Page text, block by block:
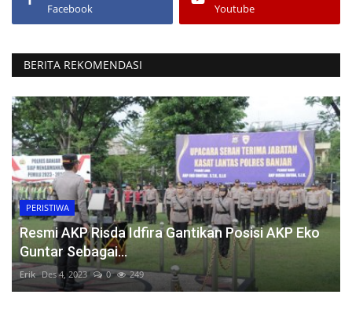
Facebook Youtube
BERITA REKOMENDASI
PERISTIWA
Resmi AKP Risda Idfira Gantikan Posisi AKP Eko
Guntar Sebagai...
Erik Des 4, 2023 0 249